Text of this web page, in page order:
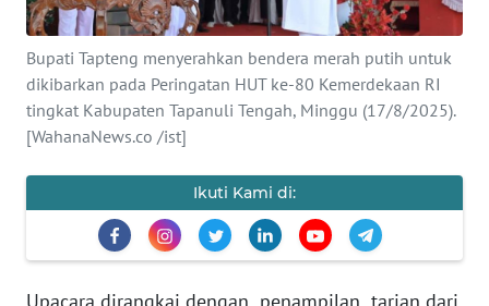
Bupati Tapteng menyerahkan bendera merah putih untuk
dikibarkan pada Peringatan HUT ke-80 Kemerdekaan RI
tingkat Kabupaten Tapanuli Tengah, Minggu (17/8/2025).
[WahanaNews.co /ist]
Ikuti Kami di:
KONTAK
KAMI
INFO
IKLAN
TENTANG
SIBER